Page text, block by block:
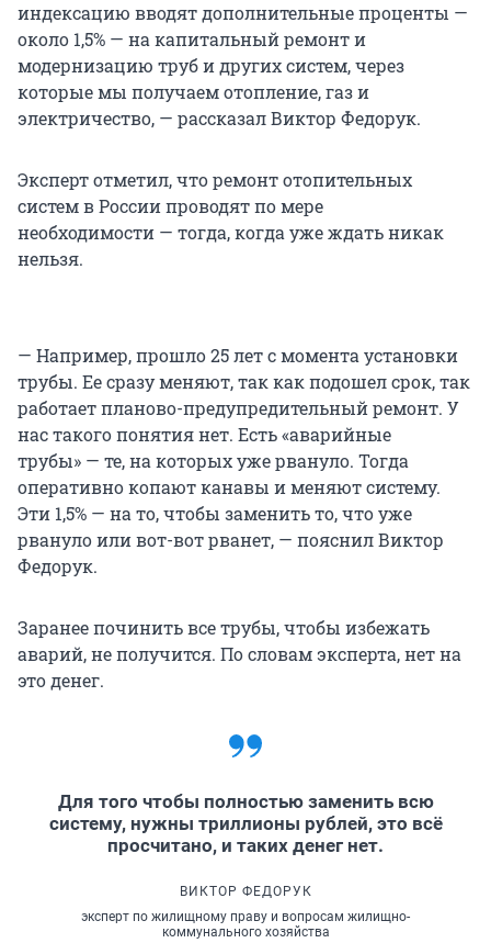
индексацию вводят дополнительные проценты —
около 1,5% — на капитальный ремонт и
модернизацию труб и других систем, через
которые мы получаем отопление, газ и
электричество, — рассказал Виктор Федорук.
Эксперт отметил, что ремонт отопительных
систем в России проводят по мере
необходимости — тогда, когда уже ждать никак
нельзя.
— Например, прошло 25 лет с момента установки
трубы. Ее сразу меняют, так как подошел срок, так
работает планово-предупредительный ремонт. У
нас такого понятия нет. Есть «аварийные
трубы» — те, на которых уже рвануло. Тогда
оперативно копают канавы и меняют систему.
Эти 1,5% — на то, чтобы заменить то, что уже
рвануло или вот-вот рванет, — пояснил Виктор
Федорук.
Заранее починить все трубы, чтобы избежать
аварий, не получится. По словам эксперта, нет на
это денег.
Для того чтобы полностью заменить всю
систему, нужны триллионы рублей, это всё
просчитано, и таких денег нет.
ВИКТОР ФЕДОРУК
эксперт по жилищному праву и вопросам жилищно-
коммунального хозяйства